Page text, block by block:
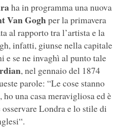
ha in programma una nuova
Van Goghper la primavera
al rapporto tra l’artista e la
infatti, giunse nella capitale
e se ne invaghì al punto tale
, nel gennaio del 1874
parole: “Le cose stanno
una casa meravigliosa ed è
Londra e lo stile di